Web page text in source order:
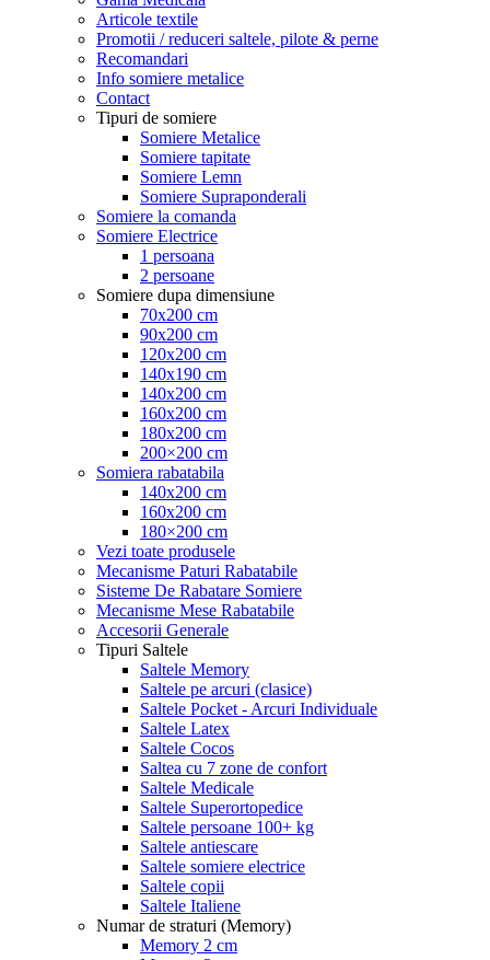
Articole textile
Promotii / reduceri saltele, pilote & perne
Recomandari
Info somiere metalice
Contact
Tipuri de somiere
Somiere Metalice
Somiere tapitate
Somiere Lemn
Somiere Supraponderali
Somiere la comanda
Somiere Electrice
1 persoana
2 persoane
Somiere dupa dimensiune
70x200 cm
90x200 cm
120x200 cm
140x190 cm
140x200 cm
160x200 cm
180x200 cm
200×200 cm
Somiera rabatabila
140x200 cm
160x200 cm
180×200 cm
Vezi toate produsele
Mecanisme Paturi Rabatabile
Sisteme De Rabatare Somiere
Mecanisme Mese Rabatabile
Accesorii Generale
Tipuri Saltele
Saltele Memory
Saltele pe arcuri (clasice)
Saltele Pocket - Arcuri Individuale
Saltele Latex
Saltele Cocos
Saltea cu 7 zone de confort
Saltele Medicale
Saltele Superortopedice
Saltele persoane 100+ kg
Saltele antiescare
Saltele somiere electrice
Saltele copii
Saltele Italiene
Numar de straturi (Memory)
Memory 2 cm